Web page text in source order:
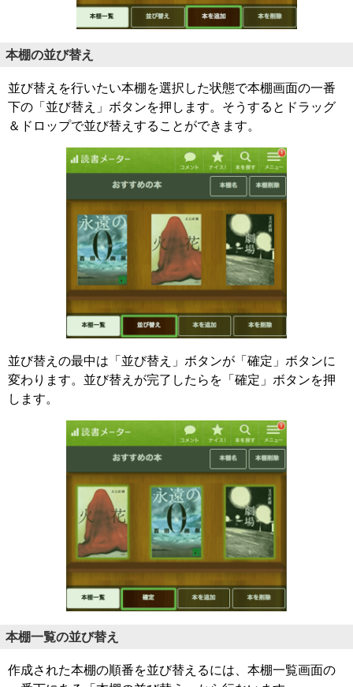
本棚の並び替え
並び替えを行いたい本棚を選択した状態で本棚画面の一番
下の「並び替え」ボタンを押します。そうするとドラッグ
＆ドロップで並び替えすることができます。
並び替えの最中は「並び替え」ボタンが「確定」ボタンに
変わります。並び替えが完了したらを「確定」ボタンを押
します。
本棚一覧の並び替え
作成された本棚の順番を並び替えるには、本棚一覧画面の